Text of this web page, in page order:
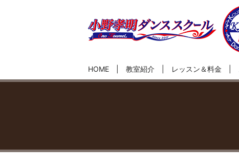
HOME 教室紹介 レッスン＆料金